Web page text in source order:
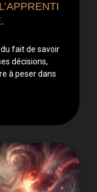
fait de savoir
décisions,
à peser dans